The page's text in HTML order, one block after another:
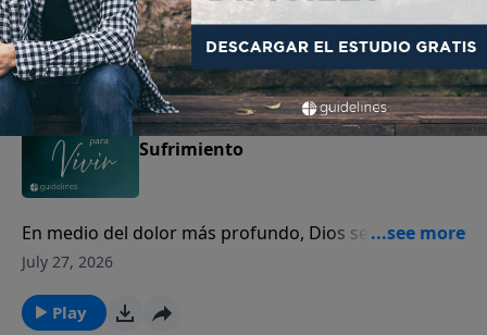
Play
La Provisión de Dios en su
Sufrimiento
En medio del dolor más profundo, Dios se acerca a
los corazones quebrantados para mostrarles Su
July 27, 2026
Play